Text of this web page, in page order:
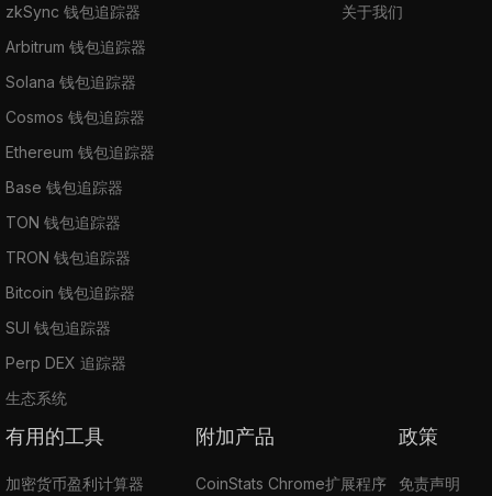
zkSync 钱包追踪器
Arbitrum 钱包追踪器
Solana 钱包追踪器
Cosmos 钱包追踪器
Ethereum 钱包追踪器
Base 钱包追踪器
TON 钱包追踪器
TRON 钱包追踪器
Bitcoin 钱包追踪器
SUI 钱包追踪器
Perp DEX 追踪器
生态系统
关于我们
有用的工具
加密货币盈利计算器
附加产品
CoinStats Chrome扩展程序
政策
免责声明